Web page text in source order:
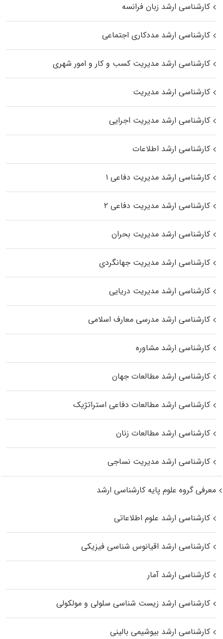
کارشناسی ارشد زبان فرانسه
کارشناسی ارشد مددکاری اجتماعی
کارشناسی ارشد مدیریت کسب و کار و امور شهری
کارشناسی ارشد مدیریت
کارشناسی ارشد مدیریت اجرایی
کارشناسی ارشد اطلاعات
کارشناسی ارشد مدیریت دفاعی ۱
کارشناسی ارشد مدیریت دفاعی ۲
کارشناسی ارشد مدیریت بحران
کارشناسی ارشد مدیریت جهانگردی
کارشناسی ارشد مدیریت دریایی
کارشناسی ارشد مدرسی معارف اسلامی
کارشناسی ارشد مشاوره
کارشناسی ارشد مطالعات جهان
کارشناسی ارشد مطالعات دفاعی استراتژیک
کارشناسی ارشد مطالعات زنان
کارشناسی ارشد مدیریت نساجی
معرفی گروه علوم پایه کارشناسی ارشد
کارشناسی ارشد علوم اطلاعاتی
کارشناسی ارشد اقیانوس‌ شناسی فیزیکی
کارشناسی ارشد آمار
کارشناسی ارشد زیست شناسی سلولی و مولکولی
کارشناسی ارشد بیوشیمی بالینی